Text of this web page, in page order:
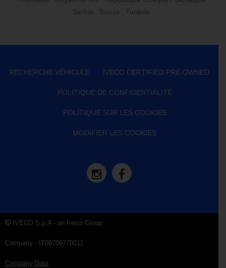
Serbie
Suisse Turquie
RECHERCHE VÉHICULE IVECO CERTIFIED PRE-OWNED
POLITIQUE DE CONFIDENTIALITÉ
POLITIQUE SUR LES COOKIES
MODIFIER LES COOKIES
IVECO S.p.A - an Iveco Group
Company - IT09709770011
Company Data